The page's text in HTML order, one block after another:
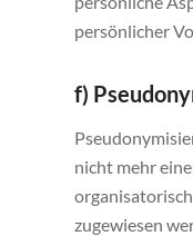
persönlicher
f)
nicht mehr
zugewiesen